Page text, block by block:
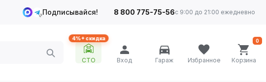
Подписывайся! 8 800 775-75-56с 9:00 до 21:00 ежедневно
4%+ скидка
СТО Вход Гараж Избранное Корзина
0